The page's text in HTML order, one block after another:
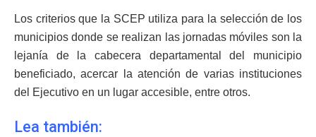
Los criterios que la SCEP utiliza para la selección de los
municipios donde se realizan las jornadas móviles son la
lejanía de la cabecera departamental del municipio
beneficiado, acercar la atención de varias instituciones
del Ejecutivo en un lugar accesible, entre otros.
Lea también: